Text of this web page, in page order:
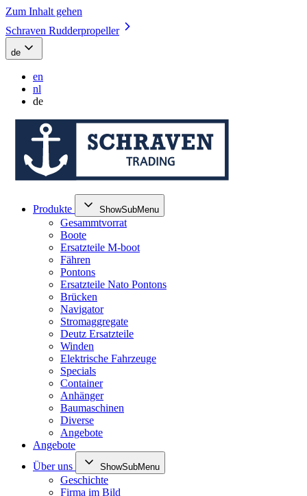
Zum Inhalt gehen
Schraven Rudderpropeller
de
en
nl
de
Produkte ShowSubMenu
Gesammtvorrat
Boote
Ersatzteile M-boot
Fähren
Pontons
Ersatzteile Nato Pontons
Brücken
Navigator
Stromaggregate
Deutz Ersatzteile
Winden
Elektrische Fahrzeuge
Specials
Container
Anhänger
Baumaschinen
Diverse
Angebote
Angebote
Über uns
ShowSubMenu
Geschichte
Firma im Bild